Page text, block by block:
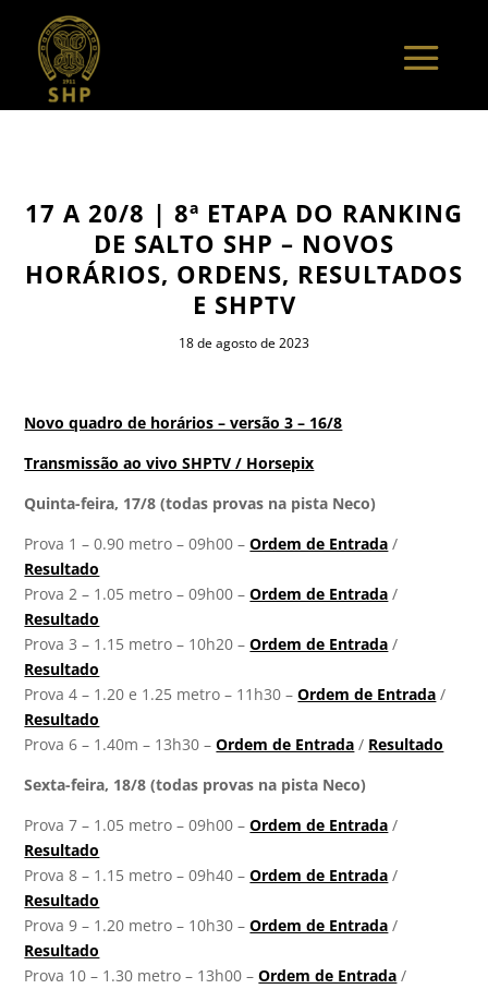
17 A 20/8 | 8ª ETAPA DO RANKING
DE SALTO SHP – NOVOS
HORÁRIOS, ORDENS, RESULTADOS
E SHPTV
18 de agosto de 2023
Novo quadro de horários – versão 3 – 16/8
Transmissão ao vivo SHPTV / Horsepix
Quinta-feira, 17/8 (todas provas na pista Neco)
Prova 1 – 0.90 metro – 09h00 –Ordem de Entrada /
Resultado
Prova 2 – 1.05 metro – 09h00 –Ordem de Entrada /
Resultado
Prova 3 – 1.15 metro – 10h20 –Ordem de Entrada /
Resultado
Prova 4 – 1.20 e 1.25 metro – 11h30 –Ordem de Entrada /
Resultado
Prova 6 – 1.40m – 13h30 –Ordem de Entrada / Resultado
Sexta-feira, 18/8 (todas provas na pista Neco)
Prova 7 – 1.05 metro – 09h00 –Ordem de Entrada /
Resultado
Prova 8 – 1.15 metro – 09h40 –Ordem de Entrada /
Resultado
Prova 9 – 1.20 metro – 10h30 –Ordem de Entrada /
Resultado
Prova 10 – 1.30 metro – 13h00 –Ordem de Entrada /